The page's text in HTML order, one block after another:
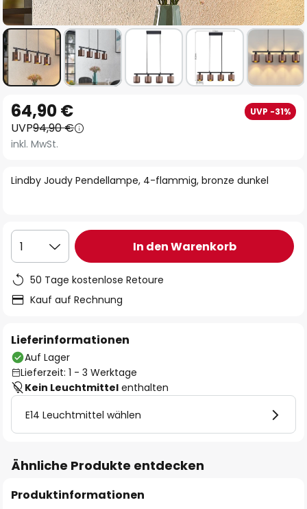
Anfang
der
Bildgalerie
Lindby Joudy Pendellampe, 4-flammig, bronze dunkel
64,90 € UVP -31%
UVP94,90 €
inkl. MwSt.
1 In den Warenkorb
50 Tage kostenlose Retoure
Kauf auf Rechnung
Lieferinformationen
Auf Lager
Lieferzeit: 1 - 3 Werktage
Kein Leuchtmittel enthalten
E14 Leuchtmittel wählen
Ähnliche Produkte entdecken
Produktinformationen